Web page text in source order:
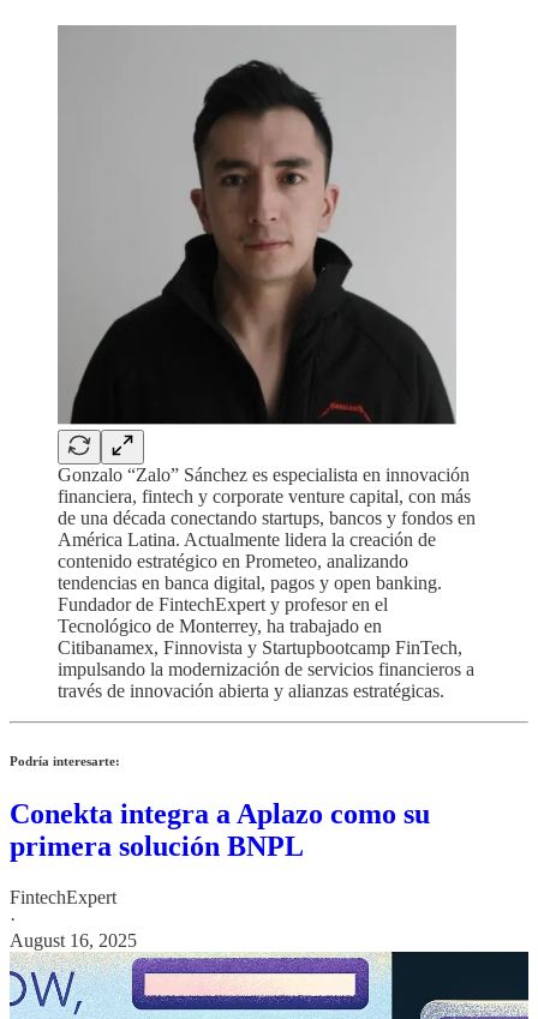
Gonzalo “Zalo” Sánchez es especialista en innovación
financiera, fintech y corporate venture capital, con más
de una década conectando startups, bancos y fondos en
América Latina. Actualmente lidera la creación de
contenido estratégico en Prometeo, analizando
tendencias en banca digital, pagos y open banking.
Fundador de FintechExpert y profesor en el
Tecnológico de Monterrey, ha trabajado en
Citibanamex, Finnovista y Startupbootcamp FinTech,
impulsando la modernización de servicios financieros a
través de innovación abierta y alianzas estratégicas.
Podría interesarte:
Conekta integra a Aplazo como su
primera solución BNPL
FintechExpert
·
August 16, 2025